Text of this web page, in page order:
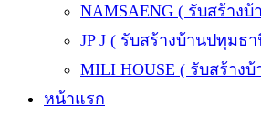
NAMSAENG ( รับสร้าง
JP J ( รับสร้างบ้านปทุมธ
MILI HOUSE ( รับสร้าง
หน้าแรก